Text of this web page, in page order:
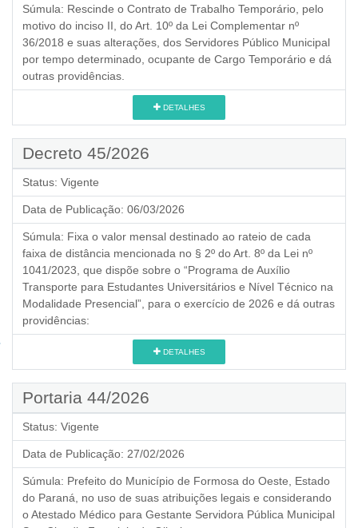
Súmula: Rescinde o Contrato de Trabalho Temporário, pelo
motivo do inciso II, do Art. 10º da Lei Complementar nº
36/2018 e suas alterações, dos Servidores Público Municipal
por tempo determinado, ocupante de Cargo Temporário e dá
outras providências.
DETALHES
Decreto 45/2026
Status: Vigente
Data de Publicação: 06/03/2026
Súmula: Fixa o valor mensal destinado ao rateio de cada
faixa de distância mencionada no § 2º do Art. 8º da Lei nº
1041/2023, que dispõe sobre o “Programa de Auxílio
Transporte para Estudantes Universitários e Nível Técnico na
Modalidade Presencial”, para o exercício de 2026 e dá outras
providências:
DETALHES
Portaria 44/2026
Status: Vigente
Data de Publicação: 27/02/2026
Súmula: Prefeito do Município de Formosa do Oeste, Estado
do Paraná, no uso de suas atribuições legais e considerando
o Atestado Médico para Gestante Servidora Pública Municipal